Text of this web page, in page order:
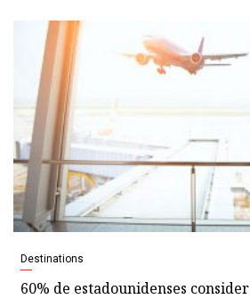
Destinations
60% de estadounidenses